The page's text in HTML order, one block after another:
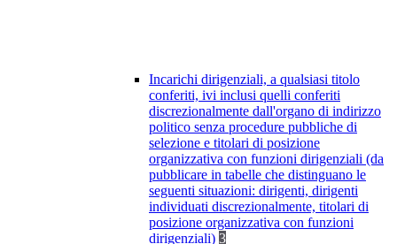
Incarichi dirigenziali, a qualsiasi titolo
conferiti, ivi inclusi quelli conferiti
discrezionalmente dall'organo di indirizzo
politico senza procedure pubbliche di
selezione e titolari di posizione
organizzativa con funzioni dirigenziali (da
pubblicare in tabelle che distinguano le
seguenti situazioni: dirigenti, dirigenti
individuati discrezionalmente, titolari di
posizione organizzativa con funzioni
dirigenziali) 3